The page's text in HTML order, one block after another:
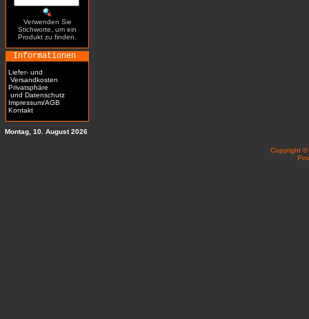
Verwenden Sie
Stichworte, um ein
Produkt zu finden.
Informationen
Liefer- und
Versandkosten
Privatsphäre
und Datenschutz
Impressum/AGB
Kontakt
Montag, 10. August 2026
Copyright